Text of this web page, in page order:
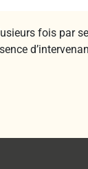
fois par